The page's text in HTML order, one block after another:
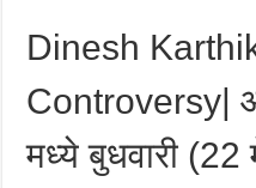
Dinesh
Controversy|
मध्ये बुधवारी (22